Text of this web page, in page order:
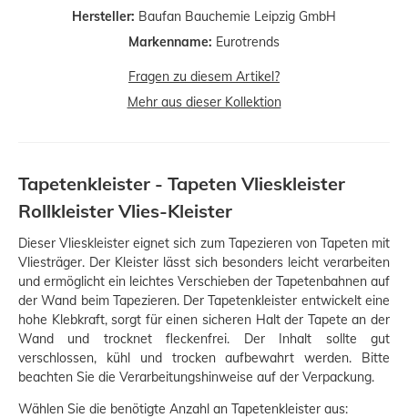
Hersteller: Baufan Bauchemie Leipzig GmbH
Markenname: Eurotrends
Fragen zu diesem Artikel?
Mehr aus dieser Kollektion
Tapetenkleister - Tapeten Vlieskleister
Rollkleister Vlies-Kleister
Dieser Vlieskleister eignet sich zum Tapezieren von Tapeten mit
Vliesträger. Der Kleister lässt sich besonders leicht verarbeiten
und ermöglicht ein leichtes Verschieben der Tapetenbahnen auf
der Wand beim Tapezieren. Der Tapetenkleister entwickelt eine
hohe Klebkraft, sorgt für einen sicheren Halt der Tapete an der
Wand und trocknet fleckenfrei. Der Inhalt sollte gut
verschlossen, kühl und trocken aufbewahrt werden. Bitte
beachten Sie die Verarbeitungshinweise auf der Verpackung.
Wählen Sie die benötigte Anzahl an Tapetenkleister aus: